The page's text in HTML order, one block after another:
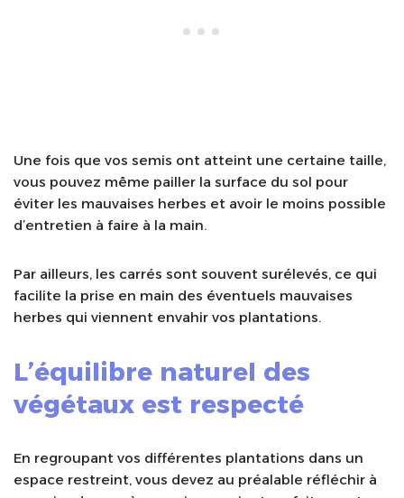
Une fois que vos semis ont atteint une certaine taille,
vous pouvez même pailler la surface du sol pour
éviter les mauvaises herbes et avoir le moins possible
d’entretien à faire à la main.
Par ailleurs, les carrés sont souvent surélevés, ce qui
facilite la prise en main des éventuels mauvaises
herbes qui viennent envahir vos plantations.
L’équilibre naturel des
végétaux est respecté
En regroupant vos différentes plantations dans un
espace restreint, vous devez au préalable réfléchir à